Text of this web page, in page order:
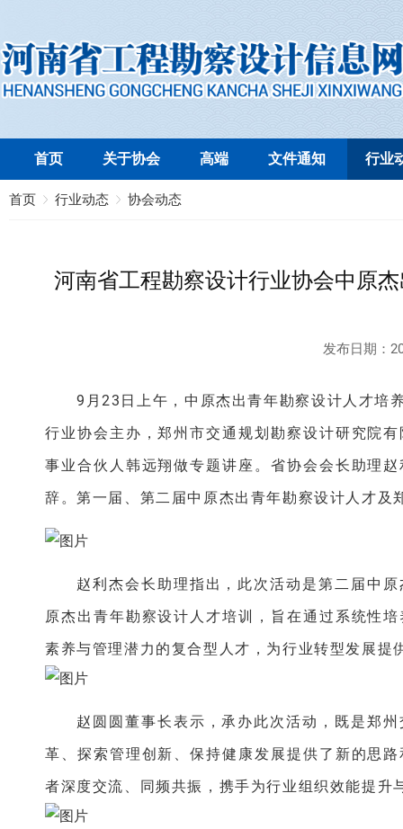
首页 关于协会 高端 文件通知 行业
首页 行业动态 协会动态
河南省工程勘察设计行业协会中原
发布日期：
9月23日上午，中原杰出青年勘察设计人才培
行业协会主办，郑州市交通规划勘察设计研究院
事业合伙人韩远翔做专题讲座。省协会会长助理
辞。第一届、第二届中原杰出青年勘察设计人才及
赵利杰会长助理指出，此次活动是第二届中
原杰出青年勘察设计人才培训，旨在通过系统性
素养与管理潜力的复合型人才，为行业转型发展提
赵圆圆董事长表示，承办此次活动，既是郑
革、探索管理创新、保持健康发展提供了新的思
者深度交流、同频共振，携手为行业组织效能提升